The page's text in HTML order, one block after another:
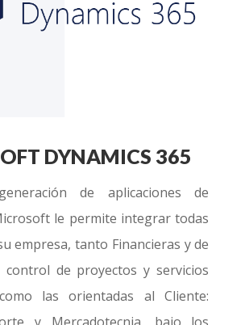
DYNAMICS 365
de aplicaciones de
le permite integrar todas
empresa, tanto Financieras y de
control de proyectos y servicios
las orientadas al Cliente: